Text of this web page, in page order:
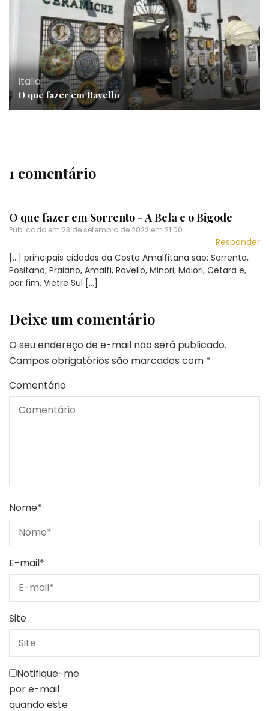
Italia
O que fazer em Ravello
1 comentário
O que fazer em Sorrento - A Bela e o Bigode
Publicado em 23 de setembro de 2022 em 21:00
Responder
[…] principais cidades da Costa Amalfitana são: Sorrento,
Positano, Praiano, Amalfi, Ravello, Minori, Maiori, Cetara e,
por fim, Vietre Sul […]
Deixe um comentário
O seu endereço de e-mail não será publicado.
Campos obrigatórios são marcados com *
Comentário
Nome*
E-mail*
Site
Notifique-me
por e-mail
quando este